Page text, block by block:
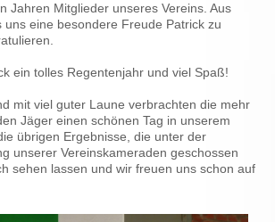
Jahren Mitglieder unseres Vereins. Aus
uns eine besondere Freude Patrick zu
ein tolles Regentenjahr und viel Spaß!
mit viel guter Laune verbrachten die mehr
Jäger einen schönen Tag in unserem
übrigen Ergebnisse, die unter der
unserer Vereinskameraden geschossen
sehen lassen und wir freuen uns schon auf